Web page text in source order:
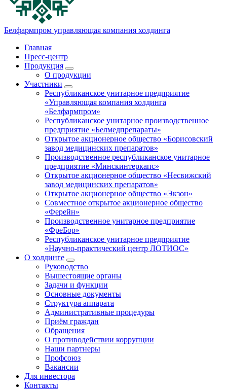
Белфармпром управляющая компания холдинга
Главная
Пресс-центр
Продукция
О продукции
Участники
Республиканское унитарное предприятие
«Управляющая компания холдинга
«Белфармпром»
Республиканское унитарное производственное
предприятие «Белмедпрепараты»
Открытое акционерное общество «Борисовский
завод медицинских препаратов»
Производственное республиканское унитарное
предприятие «Минскинтеркапс»
Открытое акционерное общество «Несвижский
завод медицинских препаратов»
Открытое акционерное общество «Экзон»
Совместное открытое акционерное общество
«Ферейн»
Производственное унитарное предприятие
«ФреБор»
Республиканское унитарное предприятие
«Научно-практический центр ЛОТИОС»
О холдинге
Руководство
Вышестоящие органы
Задачи и функции
Основные документы
Структура аппарата
Административные процедуры
Приём граждан
Обращения
О противодействии коррупции
Наши партнеры
Профсоюз
Вакансии
Для инвестора
Контакты